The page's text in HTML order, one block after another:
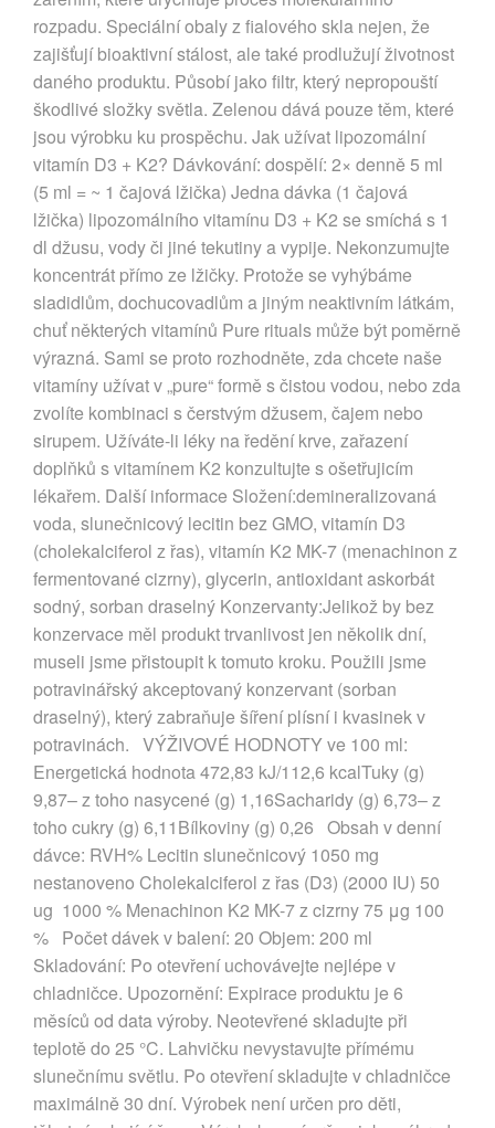
rozpadu. Speciální obaly z fialového skla nejen, že
zajišťují bioaktivní stálost, ale také prodlužují životnost
daného produktu. Působí jako filtr, který nepropouští
škodlivé složky světla. Zelenou dává pouze těm, které
jsou výrobku ku prospěchu. Jak užívat lipozomální
vitamín D3 + K2? Dávkování: dospělí: 2× denně 5 ml
(5 ml = ~ 1 čajová lžička) Jedna dávka (1 čajová
lžička)⁠ lipozomálního vitamínu D3 + K2 se smíchá s 1
dl džusu, vody či jiné tekutiny a vypije. Nekonzumujte
koncentrát přímo ze lžičky. Protože se vyhýbáme
sladidlům, dochucovadlům a jiným neaktivním látkám,
chuť některých vitamínů Pure rituals může být poměrně
výrazná. Sami se proto rozhodněte, zda chcete naše
vitamíny užívat v „pure“ formě s čistou vodou, nebo zda
zvolíte kombinaci s čerstvým džusem, čajem nebo
sirupem. Užíváte-li léky na ředění krve, zařazení
doplňků s vitamínem K2 konzultujte s ošetřujicím
lékařem. Další informace Složení:demineralizovaná
voda, slunečnicový lecitin bez GMO, vitamín D3
(cholekalciferol z řas), vitamín K2 MK-7 (menachinon z
fermentované cizrny), glycerin, antioxidant askorbát
sodný, sorban draselný Konzervanty:Jelikož by bez
konzervace měl produkt trvanlivost jen několik dní,
museli jsme přistoupit k tomuto kroku. Použili jsme
potravinářský akceptovaný konzervant (sorban
draselný), který zabraňuje šíření plísní i kvasinek v
potravinách. VÝŽIVOVÉ HODNOTY ve 100 ml:
Energetická hodnota 472,83 kJ/112,6 kcalTuky (g)
9,87–⁠ z toho nasycené (g) 1,16Sacharidy (g) 6,73–⁠ z
toho cukry (g) 6,11Bílkoviny (g) 0,26 Obsah v denní
dávce: RVH% Lecitin slunečnicový 1050 mg
nestanoveno Cholekalciferol z řas (D3) (2000 IU) 50
ug 1000 % Menachinon K2 MK-7 z cizrny 75 μg 100
% Počet dávek v balení: 20 Objem: 200 ml
Skladování: Po otevření uchovávejte nejlépe v
chladničce. Upozornění: Expirace produktu je 6
měsíců od data výroby. Neotevřené skladujte při
teplotě do 25 °C. Lahvičku nevystavujte přímému
slunečnímu světlu. Po otevření skladujte v chladničce
maximálně 30 dní. Výrobek není určen pro děti,